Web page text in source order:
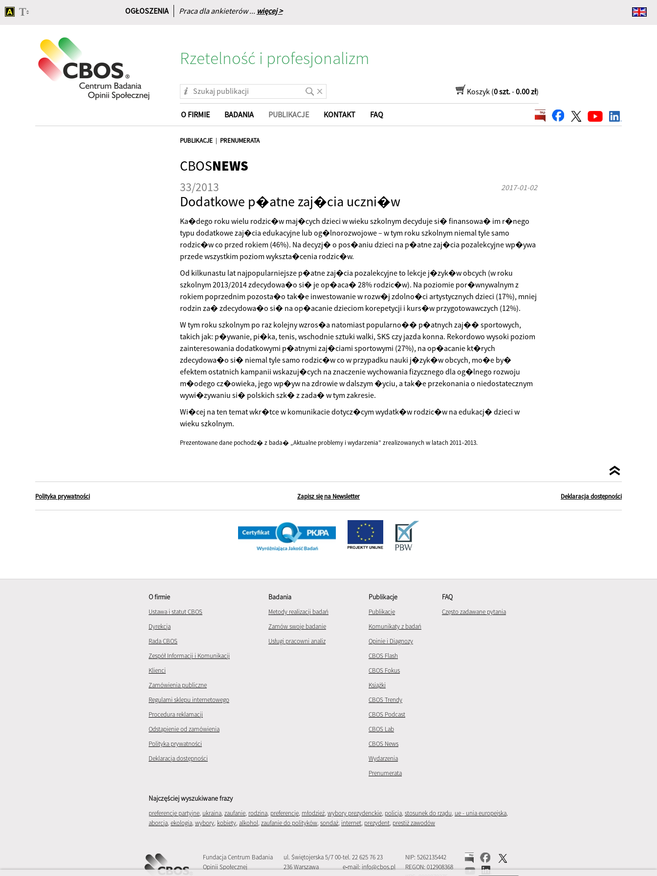
OGŁOSZENIA Praca dla ankieterów ... więcej >
główna
Rzetelność i profesjonalizm
Koszyk (0 szt.-0.00 zł)
O FIRMIE BADANIA PUBLIKACJE KONTAKT FAQ
PUBLIKACJE | PRENUMERATA
CBOSNEWS
33/2013 2017-01-02
Dodatkowe p�atne zaj�cia uczni�w
Ka�dego roku wielu rodzic�w maj�cych dzieci w wieku szkolnym decyduje si� finansowa� im r�nego
typu dodatkowe zaj�cia edukacyjne lub og�lnorozwojowe – w tym roku szkolnym niemal tyle samo
rodzic�w co przed rokiem (46%). Na decyzj� o pos�aniu dzieci na p�atne zaj�cia pozalekcyjne wp�ywa
przede wszystkim poziom wykszta�cenia rodzic�w.
Od kilkunastu lat najpopularniejsze p�atne zaj�cia pozalekcyjne to lekcje j�zyk�w obcych (w roku
szkolnym 2013/2014 zdecydowa�o si� je op�aca� 28% rodzic�w). Na poziomie por�wnywalnym z
rokiem poprzednim pozosta�o tak�e inwestowanie w rozw�j zdolno�ci artystycznych dzieci (17%), mniej
rodzin za� zdecydowa�o si� na op�acanie dzieciom korepetycji i kurs�w przygotowawczych (12%).
W tym roku szkolnym po raz kolejny wzros�a natomiast popularno�� p�atnych zaj�� sportowych,
takich jak: p�ywanie, pi�ka, tenis, wschodnie sztuki walki, SKS czy jazda konna. Rekordowo wysoki poziom
zainteresowania dodatkowymi p�atnymi zaj�ciami sportowymi (27%), na op�acanie kt�rych
zdecydowa�o si� niemal tyle samo rodzic�w co w przypadku nauki j�zyk�w obcych, mo�e by�
efektem ostatnich kampanii wskazuj�cych na znaczenie wychowania fizycznego dla og�lnego rozwoju
m�odego cz�owieka, jego wp�yw na zdrowie w dalszym �yciu, a tak�e przekonania o niedostatecznym
wywi�zywaniu si� polskich szk� z zada� w tym zakresie.
Wi�cej na ten temat wkr�tce w komunikacie dotycz�cym wydatk�w rodzic�w na edukacj� dzieci w
wieku szkolnym.
Prezentowane dane pochodz� z bada� „Aktualne problemy i wydarzenia” zrealizowanych w latach 2011–2013.
Polityka prywatności Zapisz się na Newsletter Deklaracja dostępności
O firmie
Ustawa i statut CBOS
Dyrekcja
Rada CBOS
Zespół Informacji i Komunikacji
Klienci
Zamówienia publiczne
Regulami sklepu internetowego
Procedura reklamacji
Odstąpienie od zamówienia
Polityka prywatności
Deklaracja dostępności
Badania
Metody realizacji badań
Zamów swoje badanie
Usługi pracowni analiz
Publikacje
Publikacje
Komunikaty z badań
Opinie i Diagnozy
CBOS Flash
CBOS Fokus
Książki
CBOS Trendy
CBOS Podcast
CBOS Lab
CBOS News
Wydarzenia
Prenumerata
FAQ
Często zadawane pytania
Najczęściej wyszukiwane frazy
preferencje partyjne, ukraina, zaufanie, rodzina, preferencje, młodzież, wybory prezydenckie, policja, stosunek do rządu, ue - unia europejska,
aborcja, ekologia, wybory, kobiety, alkohol, zaufanie do polityków, sondaż, internet, prezydent, prestiż zawodów
Fundacja Centrum Badania
Opinii Społecznej
ul. Świętojerska 5/7 00-
236 Warszawa
tel. 22 625 76 23
e‑mail:info@cbos.pl
NIP: 5262135442
REGON: 012908368